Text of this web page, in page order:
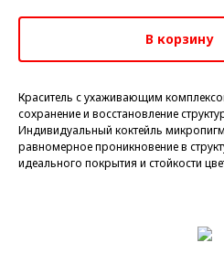
В корзину
Краситель с ухаживающим
сохранение и восстановление
Индивидуальный коктейль
равномерное проникновение в
идеального покрытия и стойкости